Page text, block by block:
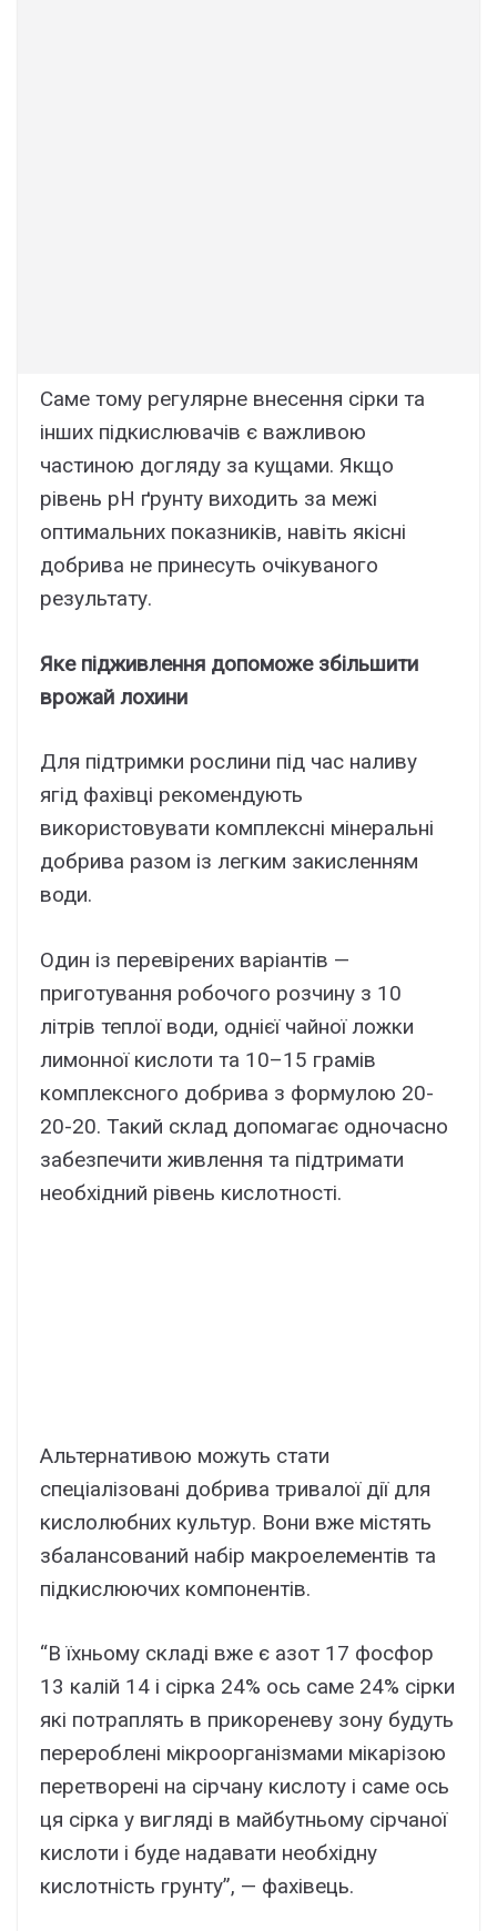
Саме тому регулярне внесення сірки та
інших підкислювачів є важливою
частиною догляду за кущами. Якщо
рівень pH ґрунту виходить за межі
оптимальних показників, навіть якісні
добрива не принесуть очікуваного
результату.
Яке підживлення допоможе збільшити
врожай лохини
Для підтримки рослини під час наливу
ягід фахівці рекомендують
використовувати комплексні мінеральні
добрива разом із легким закисленням
води.
Один із перевірених варіантів —
приготування робочого розчину з 10
літрів теплої води, однієї чайної ложки
лимонної кислоти та 10–15 грамів
комплексного добрива з формулою 20-
20-20. Такий склад допомагає одночасно
забезпечити живлення та підтримати
необхідний рівень кислотності.
Альтернативою можуть стати
спеціалізовані добрива тривалої дії для
кислолюбних культур. Вони вже містять
збалансований набір макроелементів та
підкислюючих компонентів.
“В їхньому складі вже є азот 17 фосфор
13 калій 14 і сірка 24% ось саме 24% сірки
які потраплять в прикореневу зону будуть
перероблені мікроорганізмами мікарізою
перетворені на сірчану кислоту і саме ось
ця сірка у вигляді в майбутньому сірчаної
кислоти і буде надавати необхідну
кислотність грунту”, — фахівець.